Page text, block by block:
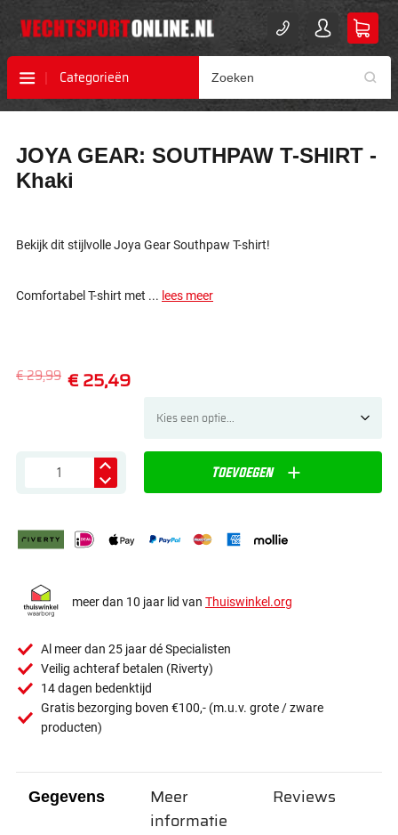
Categorieën
naar
het
einde
afbeeldingen-
naar
het
begin
afbeeldingen-
JOYA GEAR: SOUTHPAW T-SHIRT -
Khaki
Bekijk dit stijlvolle Joya Gear Southpaw T-shirt!
Comfortabel T-shirt met ... lees meer
€ 25,49
€ 29,99
Toevoegen
meer dan 10 jaar lid van Thuiswinkel.org
Al meer dan 25 jaar dé Specialisten
Veilig achteraf betalen (Riverty)
14 dagen bedenktijd
Gratis bezorging boven €100,- (m.u.v. grote / zware
producten)
Gegevens
Meer
informatie
Reviews